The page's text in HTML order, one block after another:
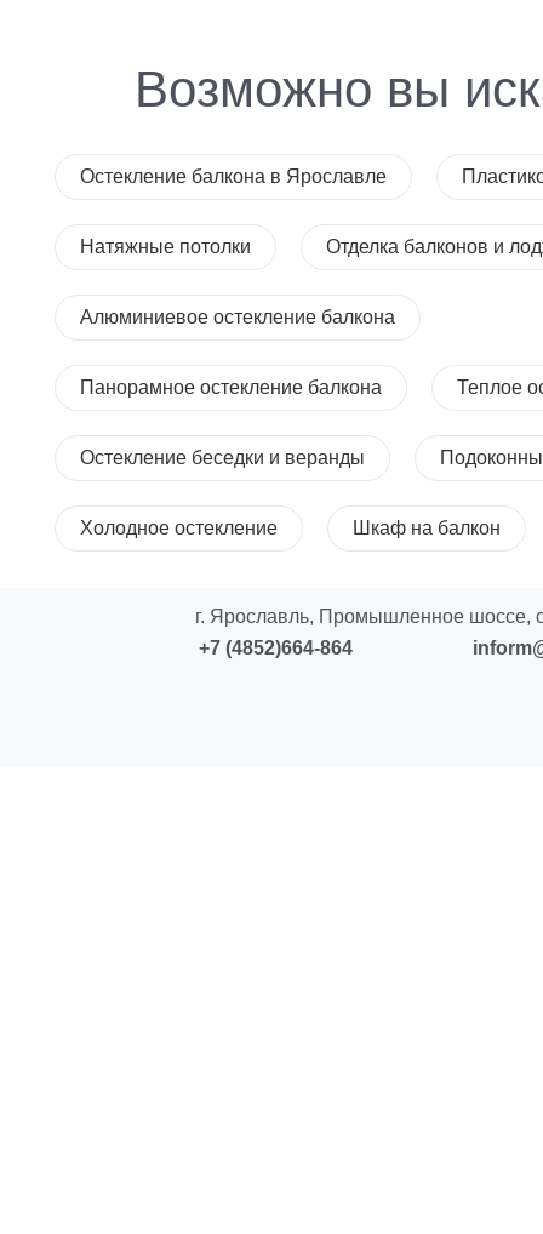
Возможно вы
Остекление балкона в Ярославле
Натяжные потолки Отделка балконов и
Алюминиевое остекление балкона
Панорамное остекление балкона Теплое
Остекление беседки и веранды
Холодное остекление Шкаф на балкон
г. Ярославль, Промышленное шоссе,
+7 (4852)664-864